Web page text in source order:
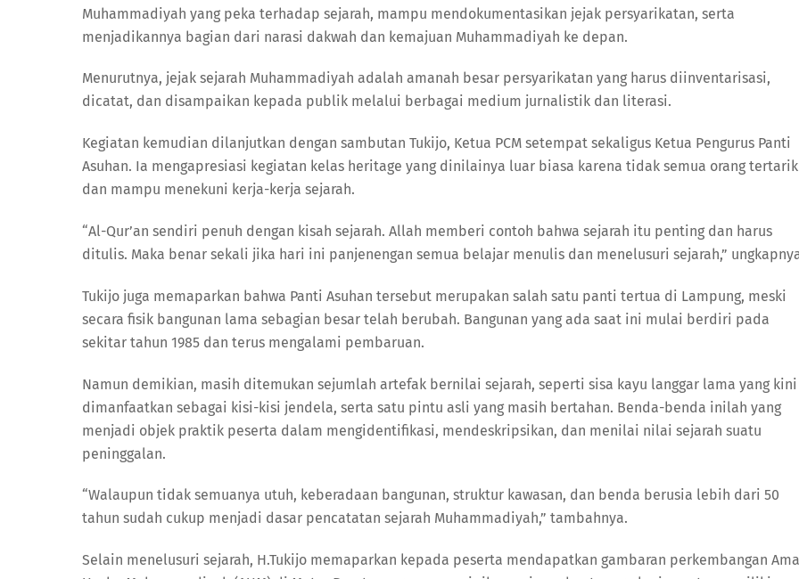
Muhammadiyah yang peka terhadap sejarah, mampu mendokumentasikan jejak persyarikatan, serta
menjadikannya bagian dari narasi dakwah dan kemajuan Muhammadiyah ke depan.
Menurutnya, jejak sejarah Muhammadiyah adalah amanah besar persyarikatan yang harus diinventarisasi,
dicatat, dan disampaikan kepada publik melalui berbagai medium jurnalistik dan literasi.
Kegiatan kemudian dilanjutkan dengan sambutan Tukijo, Ketua PCM setempat sekaligus Ketua Pengurus Panti
Asuhan. Ia mengapresiasi kegiatan kelas heritage yang dinilainya luar biasa karena tidak semua orang tertarik
dan mampu menekuni kerja-kerja sejarah.
“Al-Qur’an sendiri penuh dengan kisah sejarah. Allah memberi contoh bahwa sejarah itu penting dan harus
ditulis. Maka benar sekali jika hari ini panjenengan semua belajar menulis dan menelusuri sejarah,”
Tukijo juga memaparkan bahwa Panti Asuhan tersebut merupakan salah satu panti tertua di Lampung, meski
secara fisik bangunan lama sebagian besar telah berubah. Bangunan yang ada saat ini mulai berdiri pada
sekitar tahun 1985 dan terus mengalami pembaruan.
Namun demikian, masih ditemukan sejumlah artefak bernilai sejarah, seperti sisa kayu langgar lama yang kini
dimanfaatkan sebagai kisi-kisi jendela, serta satu pintu asli yang masih bertahan. Benda-benda inilah yang
menjadi objek praktik peserta dalam mengidentifikasi, mendeskripsikan, dan menilai nilai sejarah suatu
peninggalan.
“Walaupun tidak semuanya utuh, keberadaan bangunan, struktur kawasan, dan benda berusia lebih dari 50
tahun sudah cukup menjadi dasar pencatatan sejarah Muhammadiyah,” tambahnya.
Selain menelusuri sejarah, H.Tukijo memaparkan kepada peserta mendapatkan gambaran perkembangan